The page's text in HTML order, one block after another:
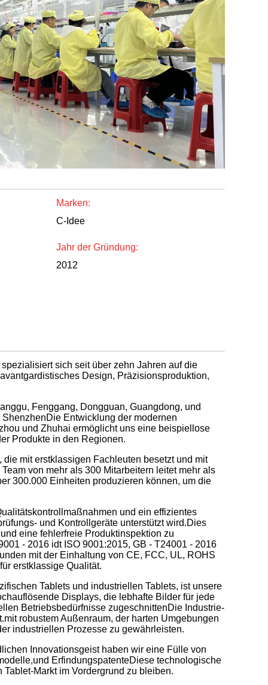
Marken:
C-Idee
Jahr der Gründung:
2012
sich seit über zehn Jahren auf die
Design, Präzisionsproduktion,
Fenggang, Dongguan, Guangdong, und
Entwicklung der modernen
und Zhuhai ermöglicht uns eine beispiellose
Produkte in den Regionen.
mit erstklassigen Fachleuten besetzt und mit
von mehr als 300 Mitarbeitern leitet mehr als
300.000 Einheiten produzieren können, um die
und ein effizientes
und Kontrollgeräte unterstützt wird.Dies
eine fehlerfreie Produktinspektion zu
- 2016 idt ISO 9001:2015, GB - T24001 - 2016
mit der Einhaltung von CE, FCC, UL, ROHS
erstklassige Qualität.
Tablets und industriellen Tablets, ist unsere
Displays, die lebhafte Bilder für jede
Betriebsbedürfnisse zugeschnittenDie Industrie-
robustem Außenraum, der harten Umgebungen
industriellen Prozesse zu gewährleisten.
Innovationsgeist haben wir eine Fülle von
ErfindungspatenteDiese technologische
Markt im Vordergrund zu bleiben.